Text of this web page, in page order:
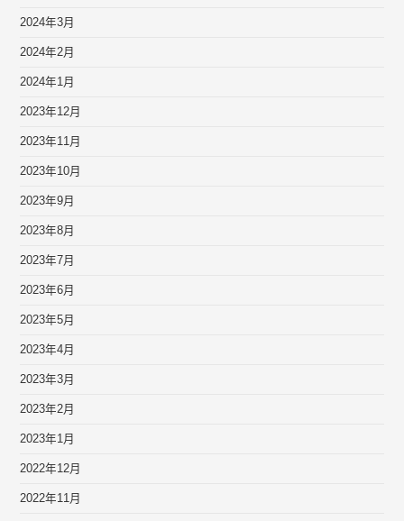
2024年3月
2024年2月
2024年1月
2023年12月
2023年11月
2023年10月
2023年9月
2023年8月
2023年7月
2023年6月
2023年5月
2023年4月
2023年3月
2023年2月
2023年1月
2022年12月
2022年11月